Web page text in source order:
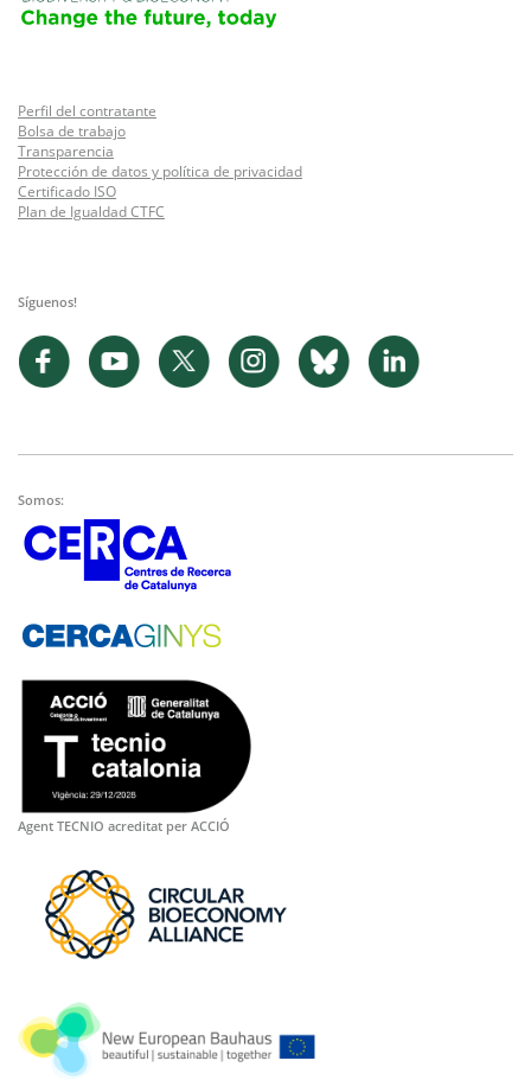
Perfil del contratante
Bolsa de trabajo
Transparencia
Protección de datos y política de privacidad
Certificado ISO
Plan de Igualdad CTFC
Síguenos!
Somos:
Agent TECNIO acreditat per ACCIÓ